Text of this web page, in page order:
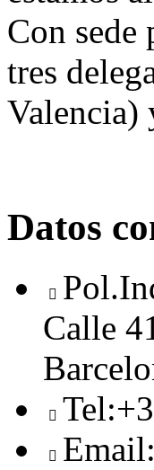
Con sede
tres
Valencia)
Datos
Calle